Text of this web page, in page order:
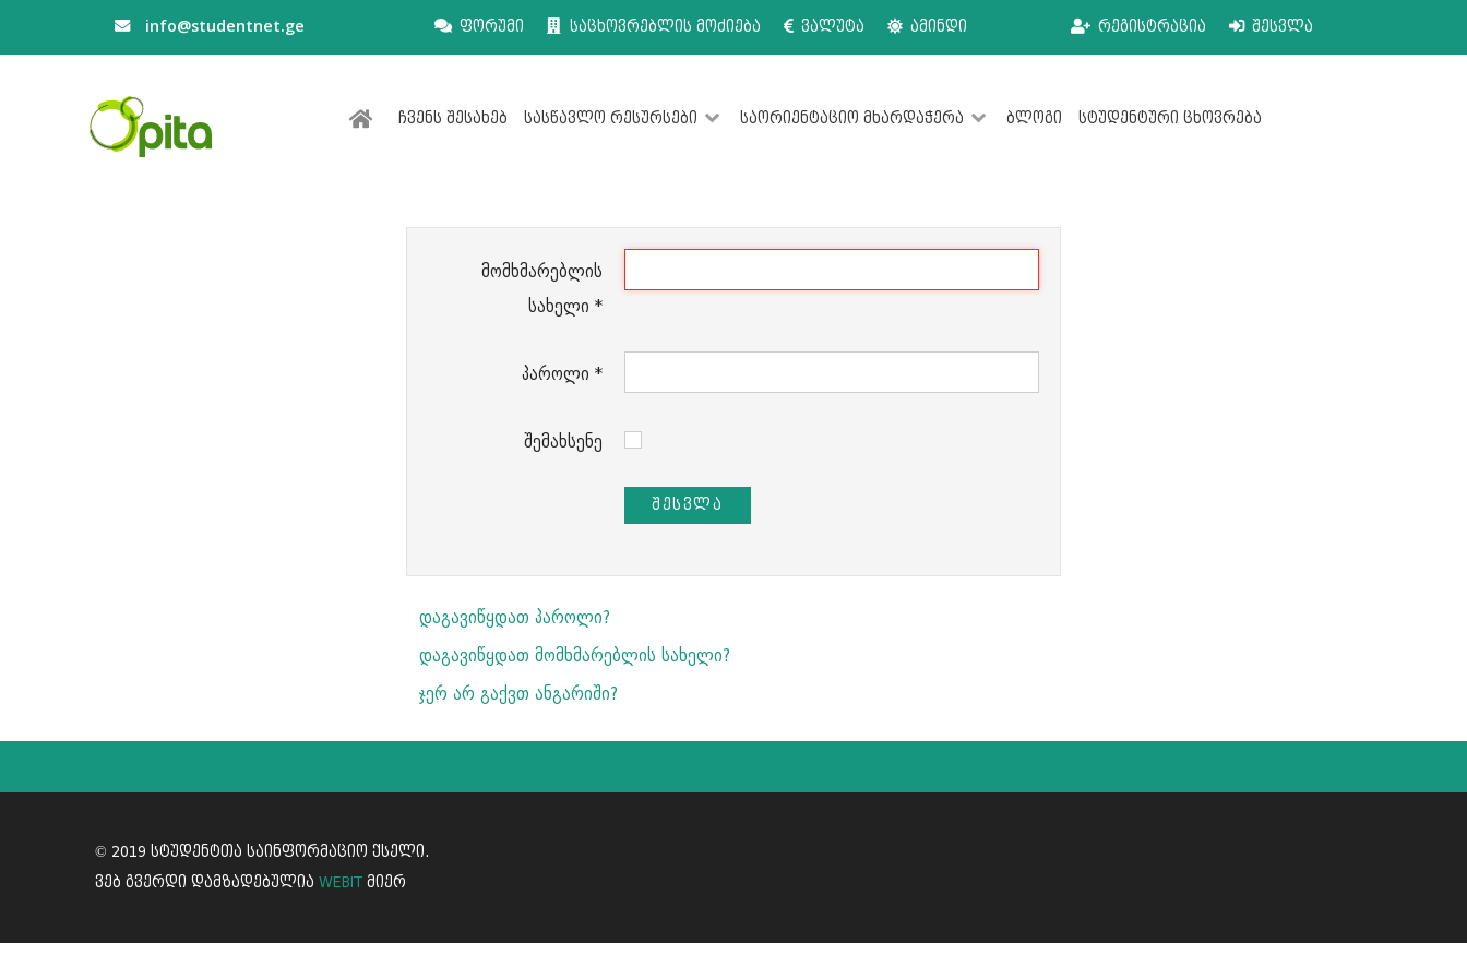
info@studentnet.ge ფორუმი საცხოვრებლის მოძიება ვალუტა ამინდი რეგისტრაცია შესვლა
ჩვენს შესახებ სასწავლო რესურსები საორიენტაციო მხარდაჭერა ბლოგი სტუდენტური ცხოვრება
მომხმარებლის
სახელი *
პაროლი *
შემახსენე
ᲨᲔᲡᲕᲚᲐ
დაგავიწყდათ პაროლი?
დაგავიწყდათ მომხმარებლის სახელი?
ჯერ არ გაქვთ ანგარიში?
© 2019 სტუდენტთა საინფორმაციო ქსელი.
ვებ გვერდი დამზადებულია WEBIT მიერ